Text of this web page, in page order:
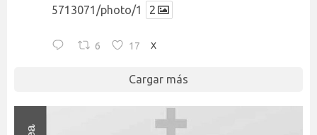
5713071/photo/1
2
6 17 X
Cargar más